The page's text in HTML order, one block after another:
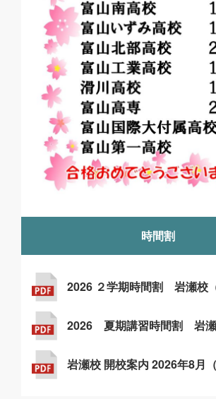
時間割
2026 ２学期時間割 岩瀬校
2026 夏期講習時間割 岩
岩瀬校 開校案内 2026年8月